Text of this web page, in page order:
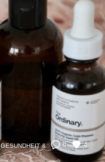
0 4
GESUNDHEIT &